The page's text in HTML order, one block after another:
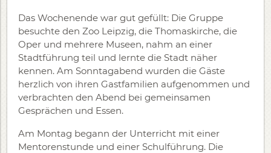
Das Wochenende war gut gefüllt: Die Gruppe
besuchte den Zoo Leipzig, die Thomaskirche, die
Oper und mehrere Museen, nahm an einer
Stadtführung teil und lernte die Stadt näher
kennen. Am Sonntagabend wurden die Gäste
herzlich von ihren Gastfamilien aufgenommen und
verbrachten den Abend bei gemeinsamen
Gesprächen und Essen.
Am Montag begann der Unterricht mit einer
Mentorenstunde und einer Schulführung. Die